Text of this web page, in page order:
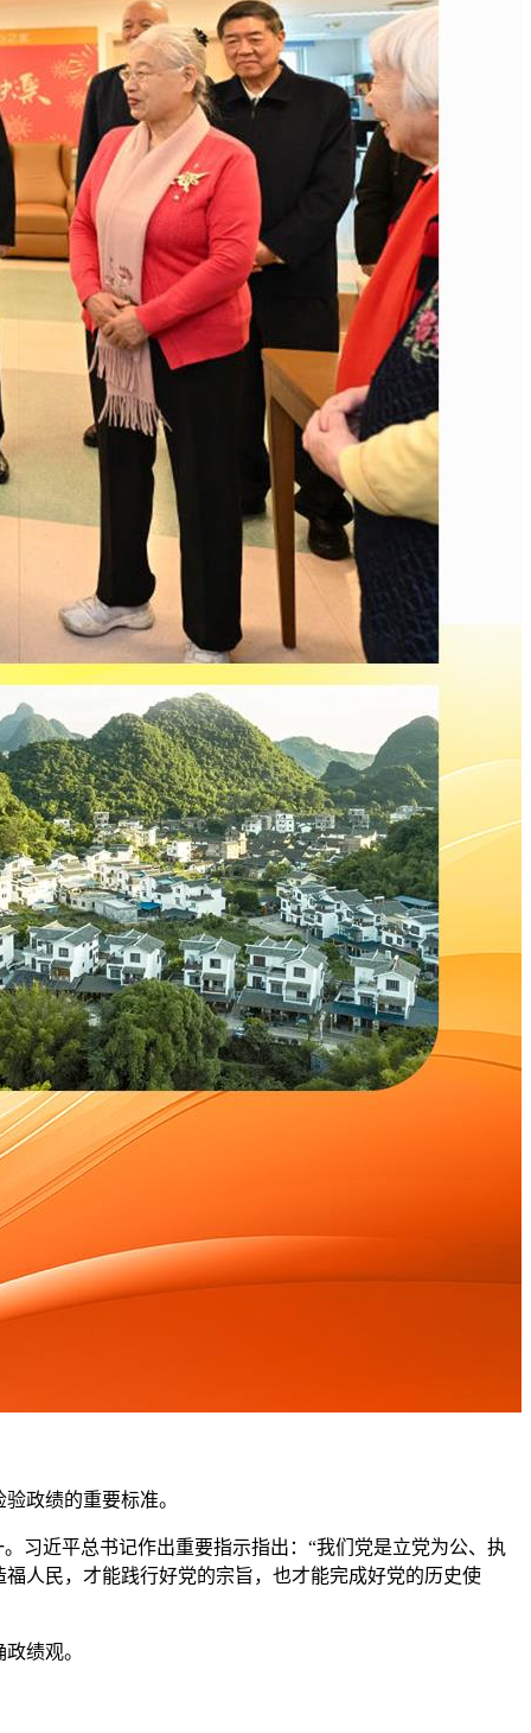
政绩的重要标准。
习近平总书记作出重要指示指出：“我们党是立党为公、执
人民，才能践行好党的宗旨，也才能完成好党的历史使
绩观。